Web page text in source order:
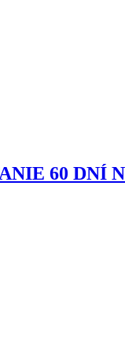
60 DNÍ